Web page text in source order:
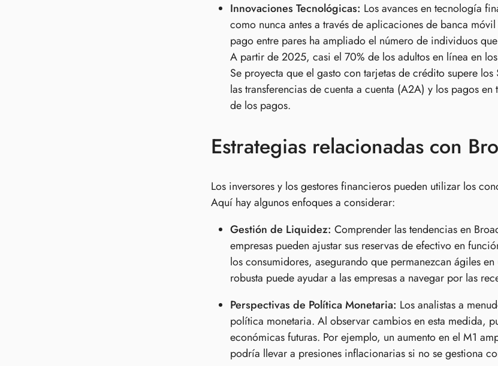
Innovaciones Tecnológicas: Los avances en tecnología
como nunca antes a través de aplicaciones de banca
pago entre pares ha ampliado el número de individuos
A partir de 2025, casi el 70% de los adultos en línea en
Se proyecta que el gasto con tarjetas de crédito supere
las transferencias de cuenta a cuenta (A2A) y los pagos
de los pagos.
Estrategias relacionadas con
Los inversores y los gestores financieros pueden utilizar los
Aquí hay algunos enfoques a considerar:
Gestión de Liquidez: Comprender las tendencias en
empresas pueden ajustar sus reservas de efectivo en
los consumidores, asegurando que permanezcan ágiles
robusta puede ayudar a las empresas a navegar por las
Perspectivas de Política Monetaria: Los analistas a
política monetaria. Al observar cambios en esta medida,
económicas futuras. Por ejemplo, un aumento en el M1
podría llevar a presiones inflacionarias si no se gestiona